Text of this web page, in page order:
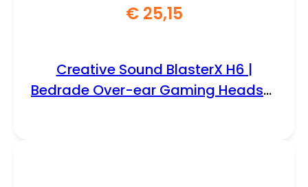
€25,15
Creative Sound BlasterX H6 |
Bedrade Over-ear Gaming Headset